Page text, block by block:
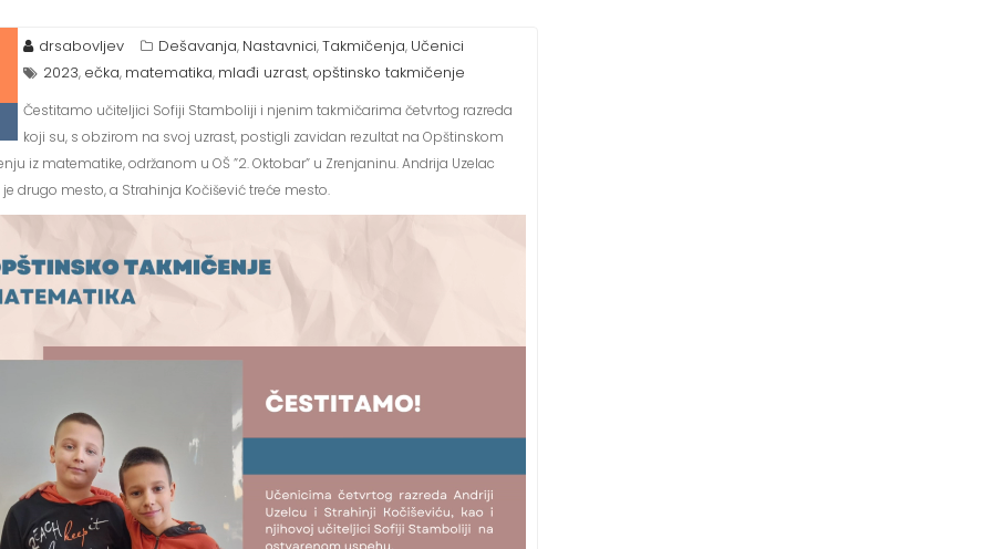
drsabovljev Dešavanja, Nastavnici,Takmičenja, Učenici
2023, ečka, matematika, mlađi uzrast, opštinsko takmičenje
Čestitamo učiteljici Sofiji Stamboliji i njenim takmičarima četvrtog razreda
koji su, s obzirom na svoj uzrast, postigli zavidan rezultat na Opštinskom
iz matematike, održanom u OŠ ”2. Oktobar” u Zrenjaninu. Andrija Uzelac
drugo mesto, a Strahinja Kočišević treće mesto.